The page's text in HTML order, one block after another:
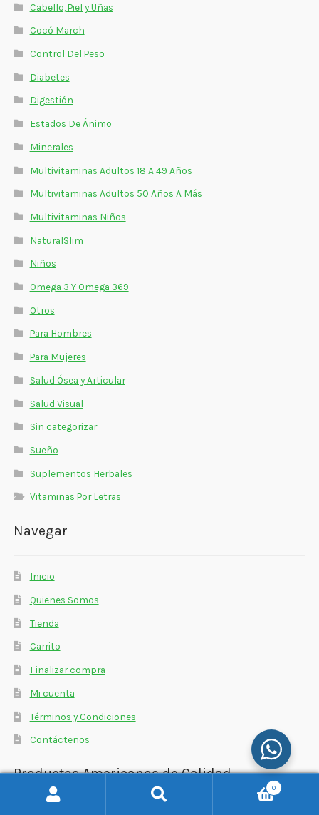
Cabello, Piel y Uñas
Cocó March
Control Del Peso
Diabetes
Digestión
Estados De Ánimo
Minerales
Multivitaminas Adultos 18 A 49 Años
Multivitaminas Adultos 50 Años A Más
Multivitaminas Niños
NaturalSlim
Niños
Omega 3 Y Omega 369
Otros
Para Hombres
Para Mujeres
Salud Ósea y Articular
Salud Visual
Sin categorizar
Sueño
Suplementos Herbales
Vitaminas Por Letras
Navegar
Inicio
Quienes Somos
Tienda
Carrito
Finalizar compra
Mi cuenta
Términos y Condiciones
Contáctenos
Productos Americanos de Calidad
0